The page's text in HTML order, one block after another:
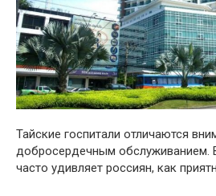
Тайские госпитали отличаются
добросердечным обслуживанием.
часто удивляет россиян, как